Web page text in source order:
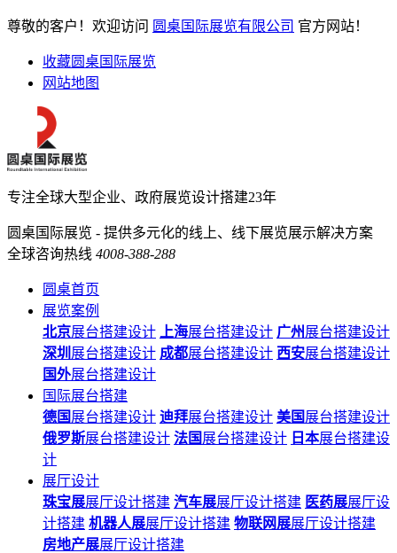
尊敬的客户！欢迎访问 圆桌国际展览有限公司 官方网站！
收藏圆桌国际展览
网站地图
专注全球大型企业、政府展览设计搭建23年
圆桌国际展览 - 提供多元化的线上、线下展览展示解决方案
全球咨询热线 4008-388-288
圆桌首页
展览案例
北京展台搭建设计 上海展台搭建设计 广州展台搭建设计
深圳 展台搭建设计 成都展台搭建设计 西安展台搭建设计
国外展台搭建设计
国际展台搭建
德国 展台搭建设计 迪拜展台搭建设计 美国 展台搭建设计
俄罗斯展台搭建设计 法国 展台搭建设计 日本展台搭建设
计
展厅设计
珠宝展展厅设计搭建 汽车展展厅设计搭建 医药展展厅设
计搭建 机器人展展厅设计搭建 物联网展展厅设计搭建
房地产展展厅设计搭建